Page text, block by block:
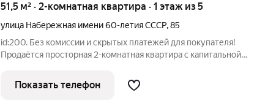
51,5 м² · 2-комнатная квартира · 1 этаж из 5
улица Набережная имени 60-летия СССР,85
id:200. Без комиссии и скрытых платежей для покупателя!
Продаётся просторная 2-комнатная квартира с капитальной
районов города рядом с парком им. Гагарина (район к/т «Космос»).
Квартира общей
Показать телефон